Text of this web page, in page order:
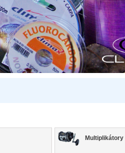
Multiplikátory